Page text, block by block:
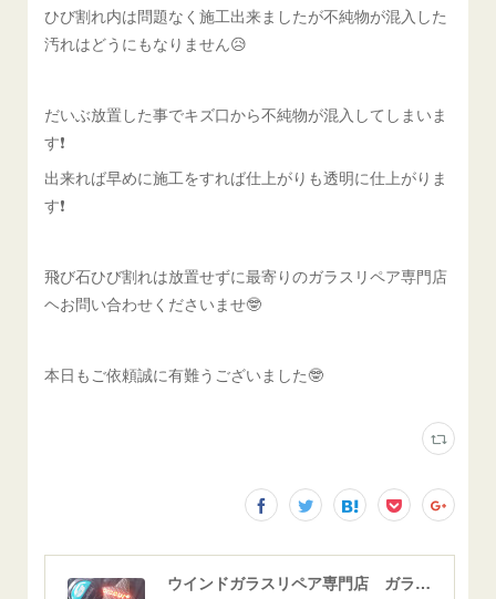
ひび割れ内は問題なく施工出来ましたが不純物が混入した
汚れはどうにもなりません😥
だいぶ放置した事でキズ口から不純物が混入してしまいま
す❗️
出来れば早めに施工をすれば仕上がりも透明に仕上がりま
す❗️
飛び石ひび割れは放置せずに最寄りのガラスリペア専門店
ヘお問い合わせくださいませ🤓
本日もご依頼誠に有難うございました🤓
ウインドガラスリペア専門店 ガラスリペア・ヨシダ グラスウェルドジャパン 正規施工店 小松市